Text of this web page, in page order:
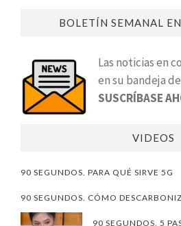
BOLETÍN SEMANAL
Las noticias en
en su bandeja
SUSCRÍBASE
VIDEOS
90 SEGUNDOS. PARA QUÉ SIRVE 5G
90 SEGUNDOS. CÓMO
90 SEGUNDOS. 5